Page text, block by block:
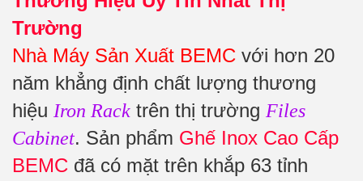
Trường
Nhà Máy Sản Xuất BEMC với hơn 20
năm khẳng định chất lượng thương
hiệu Iron Rack trên thị trường Files
Cabinet. Sản phẩm Ghế Inox Cao Cấp
BEMC đã có mặt trên khắp 63 tỉnh